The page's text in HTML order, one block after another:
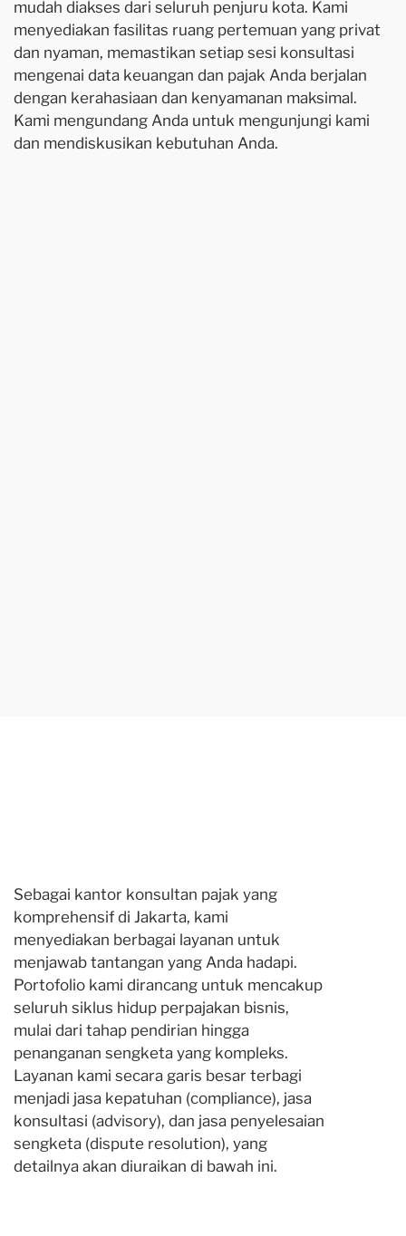
mudah diakses dari seluruh penjuru kota. Kami
menyediakan fasilitas ruang pertemuan yang privat
dan nyaman, memastikan setiap sesi konsultasi
mengenai data keuangan dan pajak Anda berjalan
dengan kerahasiaan dan kenyamanan maksimal.
Kami mengundang Anda untuk mengunjungi kami
dan mendiskusikan kebutuhan Anda.
Sebagai kantor konsultan pajak yang
komprehensif di Jakarta, kami
menyediakan berbagai layanan untuk
menjawab tantangan yang Anda hadapi.
Portofolio kami dirancang untuk mencakup
seluruh siklus hidup perpajakan bisnis,
mulai dari tahap pendirian hingga
penanganan sengketa yang kompleks.
Layanan kami secara garis besar terbagi
menjadi jasa kepatuhan (compliance), jasa
konsultasi (advisory), dan jasa penyelesaian
sengketa (dispute resolution), yang
detailnya akan diuraikan di bawah ini.